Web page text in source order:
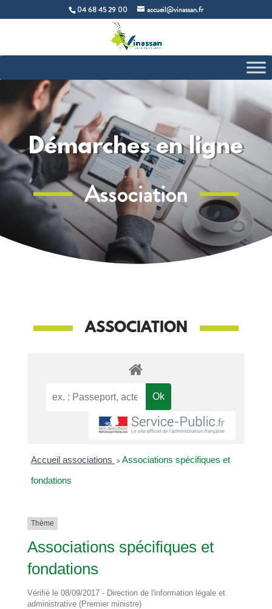
04 68 45 29 00 accueil@vinassan.fr
Démarches en ligne
Association
ASSOCIATION
Accueil associations > Associations spécifiques et
fondations
Thème
Associations spécifiques et
fondations
Vérifié le 08/09/2017 - Direction de l'information légale et
administrative (Premier ministre)